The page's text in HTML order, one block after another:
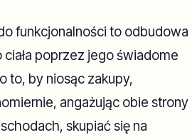
funkcjonalności to odbudowa
ciała poprzez jego świadome
to, by niosąc zakupy,
angażując obie strony
skupiać się na